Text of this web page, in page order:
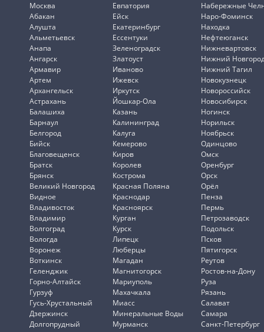
Москва
Абакан
Алушта
Альметьевск
Анапа
Ангарск
Армавир
Артем
Архангельск
Астрахань
Балашиха
Барнаул
Белгород
Бийск
Благовещенск
Братск
Брянск
Великий Новгород
Видное
Владивосток
Владимир
Волгоград
Вологда
Воронеж
Воткинск
Геленджик
Горно-Алтайск
Гурзуф
Гусь-Хрустальный
Дзержинск
Долгопрудный
Евпатория
Ейск
Екатеринбург
Ессентуки
Зеленоградск
Златоуст
Иваново
Ижевск
Иркутск
Йошкар-Ола
Казань
Калининград
Калуга
Кемерово
Киров
Королев
Кострома
Красная Поляна
Краснодар
Красноярск
Курган
Курск
Липецк
Люберцы
Магадан
Магнитогорск
Мариуполь
Махачкала
Миасс
Минеральные Воды
Мурманск
Набережные
Наро-Фоминск
Находка
Нефтеюганск
Нижневартовск
Нижний
Нижний Тагил
Новокузнецк
Новороссийск
Новосибирск
Ногинск
Норильск
Ноябрьск
Одинцово
Омск
Оренбург
Орск
Орёл
Пенза
Пермь
Петрозаводск
Подольск
Псков
Пятигорск
Реутов
Ростов-на-Дону
Руза
Рязань
Салават
Самара
Санкт-Петербург